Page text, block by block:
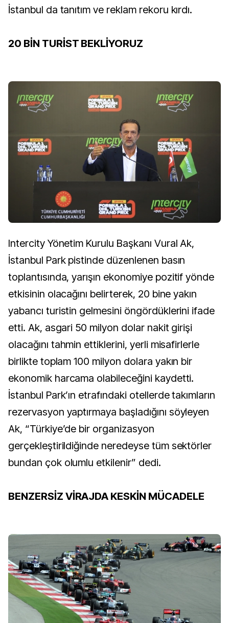
İstanbul da tanıtım ve reklam rekoru kırdı.
20 BİN TURİST BEKLİYORUZ
Intercity Yönetim Kurulu Başkanı Vural Ak,
İstanbul Park pistinde düzenlenen basın
toplantısında, yarışın ekonomiye pozitif yönde
etkisinin olacağını belirterek, 20 bine yakın
yabancı turistin gelmesini öngördüklerini ifade
etti. Ak, asgari 50 milyon dolar nakit girişi
olacağını tahmin ettiklerini, yerli misafirlerle
birlikte toplam 100 milyon dolara yakın bir
ekonomik harcama olabileceğini kaydetti.
İstanbul Park’ın etrafındaki otellerde takımların
rezervasyon yaptırmaya başladığını söyleyen
Ak, “Türkiye’de bir organizasyon
gerçekleştirildiğinde neredeyse tüm sektörler
bundan çok olumlu etkilenir” dedi.
BENZERSİZ VİRAJDA KESKİN MÜCADELE